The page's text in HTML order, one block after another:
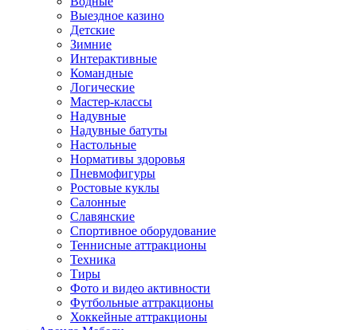
Выездное казино
Детские
Зимние
Интерактивные
Командные
Логические
Мастер-классы
Надувные
Надувные батуты
Настольные
Нормативы здоровья
Пневмофигуры
Ростовые куклы
Салонные
Славянские
Спортивное оборудование
Теннисные аттракционы
Техника
Тиры
Фото и видео активности
Футбольные аттракционы
Хоккейные аттракционы